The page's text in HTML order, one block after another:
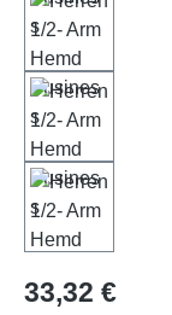
Regulärer Preis:
33,32 €